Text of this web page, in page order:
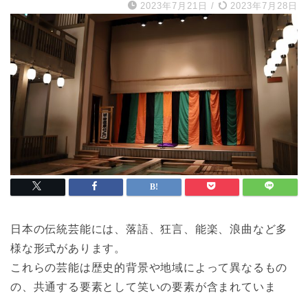
2023年7月21日 / 2023年7月28日
日本の伝統芸能には、落語、狂言、能楽、浪曲など多
様な形式があります。
これらの芸能は歴史的背景や地域によって異なるもの
の、共通する要素として笑いの要素が含まれていま